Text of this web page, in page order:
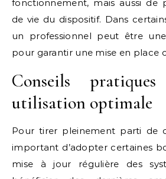
fonctionnement, mais aussi de
de vie du dispositif. Dans
un professionnel peut être
pour garantir une mise en place
Conseils
utilisation optimale
Pour tirer pleinement parti de
important d’adopter certaines
mise à jour régulière des